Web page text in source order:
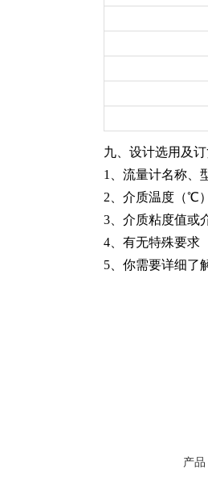
九、设计选用及
1、流量计名称、
2、介质温度（℃
3、介质粘度值或
4、有无特殊要求
5、你需要详细了
产品